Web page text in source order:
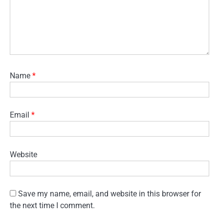
Name *
Email *
Website
Save my name, email, and website in this browser for
the next time I comment.